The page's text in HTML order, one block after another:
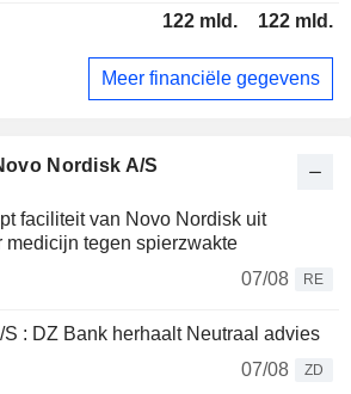
Nordisk A/S
faciliteit van Novo Nordisk uit
medicijn tegen spierzwakte
07/08
RE
: DZ Bank herhaalt Neutraal advies
07/08
ZD
122 mld. 122 mld.
Meer financiële gegevens